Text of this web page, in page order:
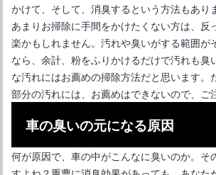
かけて、そして、消臭するという方法もあり
あまりお掃除に手間をかけたくない方は、反
楽かもしれません。汚れや臭いがする範囲が
なら、余計、粉をふりかけるだけで汚れも臭
な汚れにはお薦めの掃除方法だと思います。
部分の汚れには、お薦めはできないので、ご
車の臭いの元になる原因
何が原因で、車の中がこんなに臭いのか。そ